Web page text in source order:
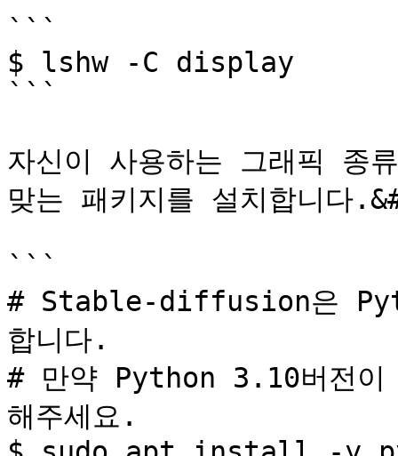
```
$ lshw -C display
```
자신이 사용하는 그래픽 종
맞는 패키지를 설치합니다
```
# Stable-diffusion은
합니다.
# 만약 Python 3.10버전이
해주세요.